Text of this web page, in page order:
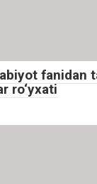
fanidan
ro‘yxati